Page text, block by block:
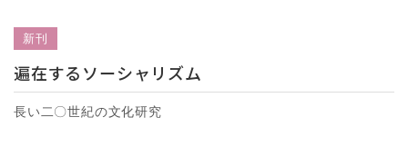
新刊
遍在するソーシャリズム
長い二〇世紀の文化研究